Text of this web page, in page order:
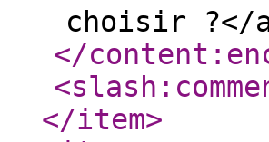
choisir ?</
</
</item>